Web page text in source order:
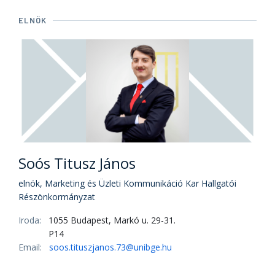
ELNÖK
Soós Titusz János
elnök, Marketing és Üzleti Kommunikáció Kar Hallgatói
Részönkormányzat
Iroda:
1055 Budapest, Markó u. 29-31.
P14
Email:
soos.tituszjanos.73@unibge.hu